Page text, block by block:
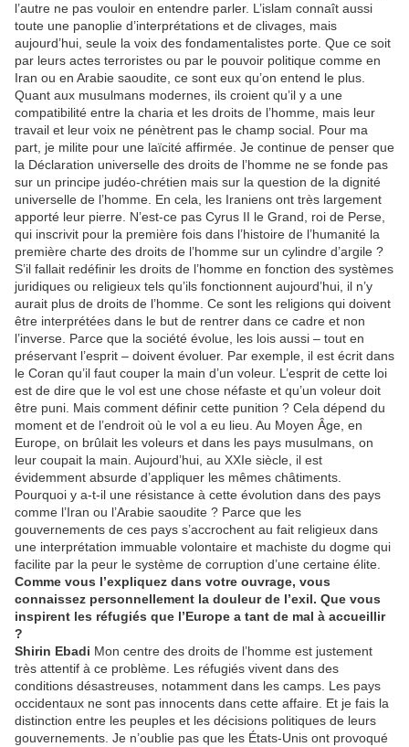
l’autre ne pas vouloir en entendre parler. L’islam connaît aussi
toute une panoplie d’interprétations et de clivages, mais
aujourd’hui, seule la voix des fondamentalistes porte. Que ce soit
par leurs actes terroristes ou par le pouvoir politique comme en
Iran ou en Arabie saoudite, ce sont eux qu’on entend le plus.
Quant aux musulmans modernes, ils croient qu’il y a une
compatibilité entre la charia et les droits de l’homme, mais leur
travail et leur voix ne pénètrent pas le champ social. Pour ma
part, je milite pour une laïcité affirmée. Je continue de penser que
la Déclaration universelle des droits de l’homme ne se fonde pas
sur un principe judéo-chrétien mais sur la question de la dignité
universelle de l’homme. En cela, les Iraniens ont très largement
apporté leur pierre. N’est-ce pas Cyrus II le Grand, roi de Perse,
qui inscrivit pour la première fois dans l’histoire de l’humanité la
première charte des droits de l’homme sur un cylindre d’argile ?
S’il fallait redéfinir les droits de l’homme en fonction des systèmes
juridiques ou religieux tels qu’ils fonctionnent aujourd’hui, il n’y
aurait plus de droits de l’homme. Ce sont les religions qui doivent
être interprétées dans le but de rentrer dans ce cadre et non
l’inverse. Parce que la société évolue, les lois aussi – tout en
préservant l’esprit – doivent évoluer. Par exemple, il est écrit dans
le Coran qu’il faut couper la main d’un voleur. L’esprit de cette loi
est de dire que le vol est une chose néfaste et qu’un voleur doit
être puni. Mais comment définir cette punition ? Cela dépend du
moment et de l’endroit où le vol a eu lieu. Au Moyen Âge, en
Europe, on brûlait les voleurs et dans les pays musulmans, on
leur coupait la main. Aujourd’hui, au XXIe siècle, il est
évidemment absurde d’appliquer les mêmes châtiments.
Pourquoi y a-t-il une résistance à cette évolution dans des pays
comme l’Iran ou l’Arabie saoudite ? Parce que les
gouvernements de ces pays s’accrochent au fait religieux dans
une interprétation immuable volontaire et machiste du dogme qui
facilite par la peur le système de corruption d’une certaine élite.
Comme vous l’expliquez dans votre ouvrage, vous
connaissez personnellement la douleur de l’exil. Que vous
inspirent les réfugiés que l’Europe a tant de mal à accueillir
?
Shirin Ebadi Mon centre des droits de l’homme est justement
très attentif à ce problème. Les réfugiés vivent dans des
conditions désastreuses, notamment dans les camps. Les pays
occidentaux ne sont pas innocents dans cette affaire. Et je fais la
distinction entre les peuples et les décisions politiques de leurs
gouvernements. Je n’oublie pas que les États-Unis ont provoqué